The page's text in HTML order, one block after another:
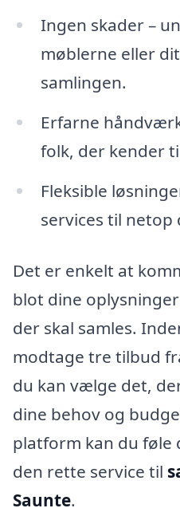
Ingen skader –
møblerne eller
samlingen.
Erfarne
folk, der kender
Fleksible
services til netop
Det er enkelt at
blot dine
der skal samles.
modtage tre tilbud
du kan vælge det,
dine behov og
platform kan du
den rette service til
Saunte.